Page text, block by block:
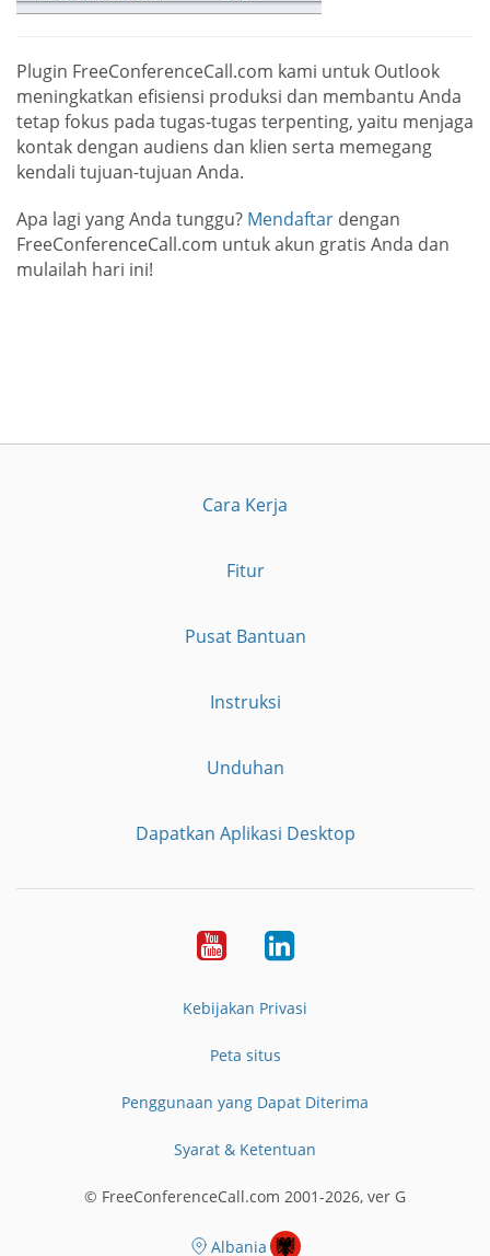
Plugin FreeConferenceCall.com kami untuk Outlook
meningkatkan efisiensi produksi dan membantu Anda
tetap fokus pada tugas-tugas terpenting, yaitu menjaga
kontak dengan audiens dan klien serta memegang
kendali tujuan-tujuan Anda.
Apa lagi yang Anda tunggu? Mendaftar dengan
FreeConferenceCall.com untuk akun gratis Anda dan
mulailah hari ini!
Cara Kerja
Fitur
Pusat Bantuan
Instruksi
Unduhan
Dapatkan Aplikasi Desktop
YouTubeLinkedIn
Kebijakan Privasi
Peta situs
Penggunaan yang Dapat Diterima
Syarat & Ketentuan
© FreeConferenceCall.com 2001-2026, ver G
Albania